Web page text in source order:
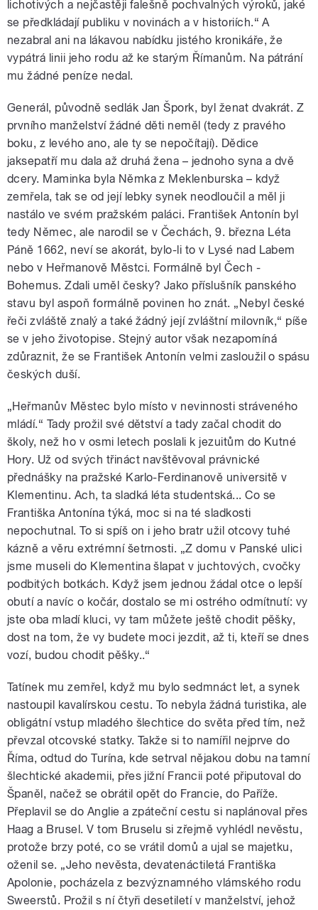
lichotivých a nejčastěji falešně pochvalných výroků, jaké
se předkládají publiku v novinách a v historiích.“ A
nezabral ani na lákavou nabídku jistého kronikáře, že
vypátrá linii jeho rodu až ke starým Římanům. Na pátrání
mu žádné peníze nedal.
Generál, původně sedlák Jan Špork, byl ženat dvakrát. Z
prvního manželství žádné děti neměl (tedy z pravého
boku, z levého ano, ale ty se nepočítají). Dědice
jaksepatří mu dala až druhá žena – jednoho syna a dvě
dcery. Maminka byla Němka z Meklenburska – když
zemřela, tak se od její lebky synek neodloučil a měl ji
nastálo ve svém pražském paláci. František Antonín byl
tedy Němec, ale narodil se v Čechách, 9. března Léta
Páně 1662, neví se akorát, bylo-li to v Lysé nad Labem
nebo v Heřmanově Městci. Formálně byl Čech -
Bohemus. Zdali uměl česky? Jako příslušník panského
stavu byl aspoň formálně povinen ho znát. „Nebyl české
řeči zvláště znalý a také žádný její zvláštní milovník,“ píše
se v jeho životopise. Stejný autor však nezapomíná
zdůraznit, že se František Antonín velmi zasloužil o spásu
českých duší.
„Heřmanův Městec bylo místo v nevinnosti stráveného
mládí.“ Tady prožil své dětství a tady začal chodit do
školy, než ho v osmi letech poslali k jezuitům do Kutné
Hory. Už od svých třináct navštěvoval právnické
přednášky na pražské Karlo-Ferdinanově universitě v
Klementinu. Ach, ta sladká léta studentská... Co se
Františka Antonína týká, moc si na té sladkosti
nepochutnal. To si spíš on i jeho bratr užil otcovy tuhé
kázně a věru extrémní šetrnosti. „Z domu v Panské ulici
jsme museli do Klementina šlapat v juchtových, cvočky
podbitých botkách. Když jsem jednou žádal otce o lepší
obutí a navíc o kočár, dostalo se mi ostrého odmítnutí: vy
jste oba mladí kluci, vy tam můžete ještě chodit pěšky,
dost na tom, že vy budete moci jezdit, až ti, kteří se dnes
vozí, budou chodit pěšky..“
Tatínek mu zemřel, když mu bylo sedmnáct let, a synek
nastoupil kavalírskou cestu. To nebyla žádná turistika, ale
obligátní vstup mladého šlechtice do světa před tím, než
převzal otcovské statky. Takže si to namířil nejprve do
Říma, odtud do Turína, kde setrval nějakou dobu na tamní
šlechtické akademii, přes jižní Francii poté připutoval do
Španěl, načež se obrátil opět do Francie, do Paříže.
Přeplavil se do Anglie a zpáteční cestu si naplánoval přes
Haag a Brusel. V tom Bruselu si zřejmě vyhlédl nevěstu,
protože brzy poté, co se vrátil domů a ujal se majetku,
oženil se. „Jeho nevěsta, devatenáctiletá Františka
Apolonie, pocházela z bezvýznamného vlámského rodu
Sweerstů. Prožil s ní čtyři desetiletí v manželství, jehož